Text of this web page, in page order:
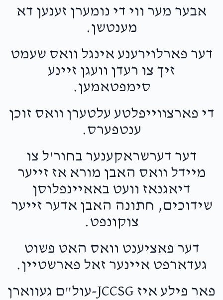
אבער מער ווי די נומערן זענען דא
מענטשן.
דער פארלוירענע אינגל וואס שעמט
זיך צו רעדן וועגן זיינע
סימפטאמען.
די פארצווייפלטע עלטערן וואס זוכן
ענטפערס.
דער דערשראקענער בחור'ל צו
מיידל וואס האבן מורא אז זייער
דיאגנאז וועט באאיינפלוסן
שידוכים, חתונה האבן אדער זייער
צוקונפט.
דער פאציענט וואס האט פשוט
געדארפט איינער זאל פארשטיין.
פאר פילע איז JCCSG-עול"ם געווארן